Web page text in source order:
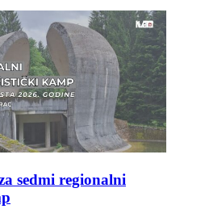
sedmi regionalni